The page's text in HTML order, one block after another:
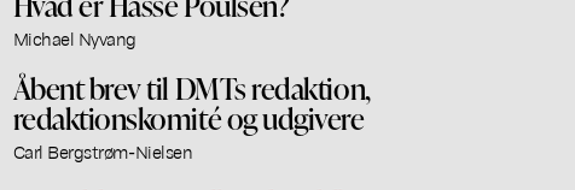
Michael Nyvang
Åbent brev til DMTs redaktion,
redaktionskomité og udgivere
Carl Bergstrøm-Nielsen